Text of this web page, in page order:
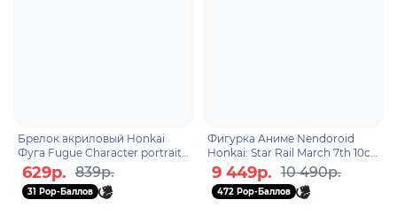
Брелок акриловый Honkai
Фуга Fugue Character portrait
series acrylic 55539
629р. 839р.
31 Pop-Баллов
Фигурка Аниме Nendoroid
Honkai: Star Rail March 7th 10см
4580590192973
9 449р. 10 490р.
472 Pop-Баллов